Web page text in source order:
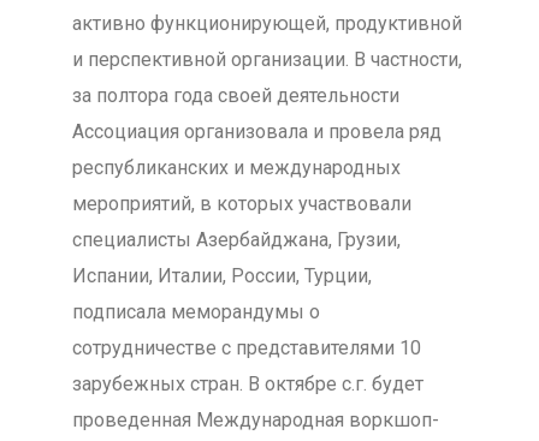
активно функционирующей, продуктивной
и перспективной организации. В частности,
за полтора года своей деятельности
Ассоциация организовала и провела ряд
республиканских и международных
мероприятий, в которых участвовали
специалисты Азербайджана, Грузии,
Испании, Италии, России, Турции,
подписала меморандумы о
сотрудничестве с представителями 10
зарубежных стран. В октябре с.г. будет
проведенная Международная воркшоп-